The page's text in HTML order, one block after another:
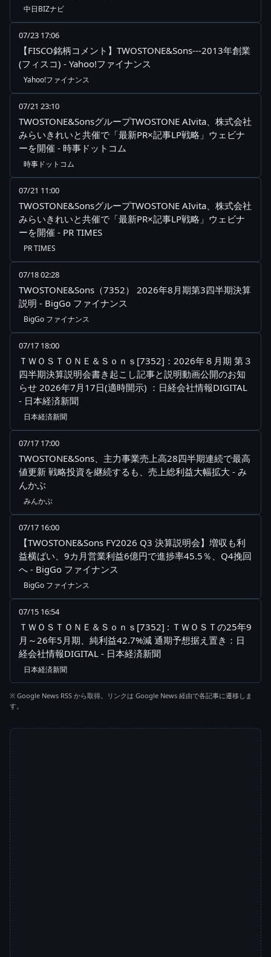
中日BIZナビ
07/23 17:06
【FISCO銘柄コメント】TWOSTONE&Sons---2013年創業
(フィスコ) - Yahoo!ファイナンス
Yahoo!ファイナンス
07/21 23:10
TWOSTONE&SonsグループTWOSTONE AIvita、株式会社
みらいきれいと共催で「最新PR×記事LP戦略」ウェビナ
ーを開催 - 時事ドットコム
時事ドットコム
07/21 11:00
TWOSTONE&SonsグループTWOSTONE AIvita、株式会社
みらいきれいと共催で「最新PR×記事LP戦略」ウェビナ
ーを開催 - PR TIMES
PR TIMES
07/18 02:28
TWOSTONE&Sons（7352） 2026年8月期第3四半期決算
説明 - BigGo ファイナンス
BigGo ファイナンス
07/17 18:00
ＴＷＯＳＴＯＮＥ＆Ｓｏｎｓ[7352]：2026年８月期 第３
四半期決算説明会書き起こし記事と説明動画公開のお知
らせ 2026年7月17日(適時開示) ：日経会社情報DIGITAL
- 日本経済新聞
日本経済新聞
07/17 17:00
TWOSTONE&Sons、主力事業売上高28四半期連続で最高
値更新 戦略投資を継続するも、売上総利益大幅拡大 - み
んかぶ
みんかぶ
07/17 16:00
【TWOSTONE&Sons FY2026 Q3 決算説明会】増収も利
益横ばい、9カ月営業利益6億円で進捗率45.5％、Q4挽回
へ - BigGo ファイナンス
BigGo ファイナンス
07/15 16:54
ＴＷＯＳＴＯＮＥ＆Ｓｏｎｓ[7352] : ＴＷＯＳＴの25年9
月～26年5月期、純利益42.7%減 通期予想据え置き：日
経会社情報DIGITAL - 日本経済新聞
日本経済新聞
※ Google News RSS から取得。リンクは Google News 経由で各記事に遷移しま
す。